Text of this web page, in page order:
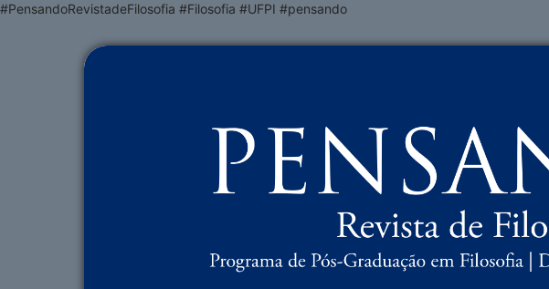
#PensandoRevistadeFilosofia #Filosofia #UFPI #pensando